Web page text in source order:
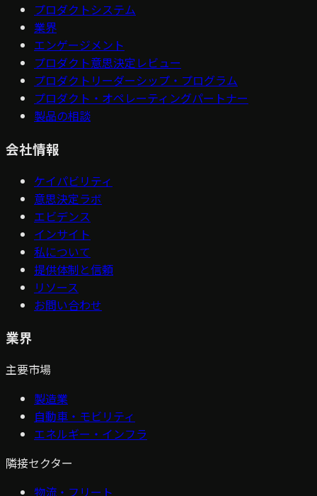
プロダクトシステム
業界
エンゲージメント
プロダクト意思決定レビュー
プロダクトリーダーシップ・プログラム
プロダクト・オペレーティングパートナー
製品の相談
会社情報
ケイパビリティ
意思決定ラボ
エビデンス
インサイト
私について
提供体制と信頼
リソース
お問い合わせ
業界
主要市場
製造業
自動車・モビリティ
エネルギー・インフラ
隣接セクター
物流・フリート